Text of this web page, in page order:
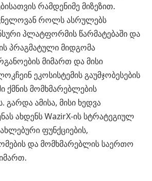
რამდენიმე მიზეზით.
როლს ასრულებს
პლატფორმის წარმატებაში და
პრაგმატული მიდგომა
მიმართ და მისი
ეკოსისტემის გაუმჯობესების
ქმნის მომხმარებლების
ამისა, მისი ხედვა
ახდენს WazirX-ის სტრატეგიულ
ფუნქციების,
და მომხმარებლის საერთო